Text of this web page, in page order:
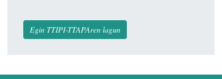
Egin TTIPI-TTAPAren lagun